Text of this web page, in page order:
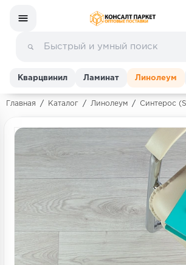
Ламинат
Линолеум
Кварц-винил (ПВХ плитка)
Инженерная доска
Паркетная доска
Кварцвинил Ламинат Линолеум
Главная / Каталог / Линолеум / Синтерос